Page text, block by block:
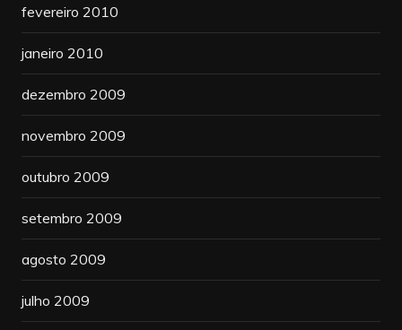
fevereiro 2010
janeiro 2010
dezembro 2009
novembro 2009
outubro 2009
setembro 2009
agosto 2009
julho 2009